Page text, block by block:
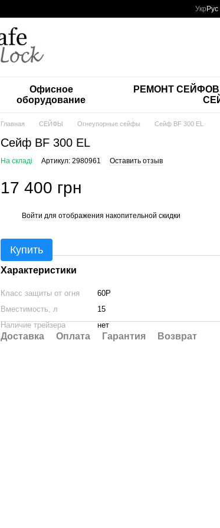
Укр Рус
Офисное
оборудование
РЕМОНТ
Главная СЕЙФЫ Огнеупорные сейфы Сейф BF 300 ЕL
Сейф BF 300 ЕL
На складі Артикул: 2980961 Оставить отзыв
17 400 грн
Войти для отображения накопительной скидки
Купить
Характеристики
Класс защиты от огня
60Р
Вместимость, л
15
Наличие трейзера
нет
Доставка Оплата Гарантия Возврат